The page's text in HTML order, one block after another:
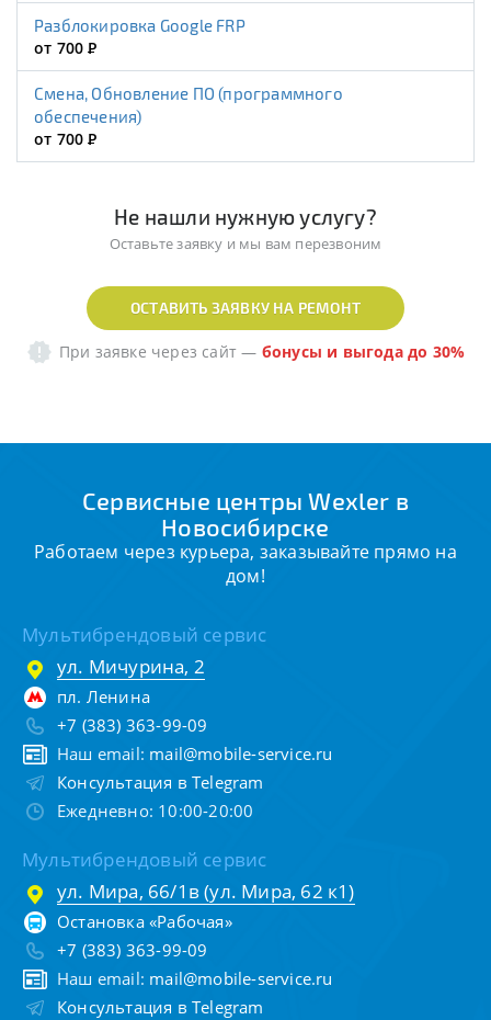
Разблокировка Google FRP
от 700Р
Смена, Обновление ПО (программного
обеспечения)
от 700Р
Не нашли нужную услугу?
Оставьте заявку и мы вам перезвоним
ОСТАВИТЬ ЗАЯВКУ НА РЕМОНТ
При заявке через сайт — бонусы и выгода до 30%
Сервисные центры Wexler в
Новосибирске
Работаем через курьера, заказывайте прямо на
дом!
Мультибрендовый сервис
ул. Мичурина, 2
пл. Ленина
+7 (383) 363-99-09
Наш email: mail@mobile-service.ru
Консультация в Telegram
Ежедневно: 10:00-20:00
Мультибрендовый сервис
ул. Мира, 66/1в (ул. Мира, 62 к1)
Остановка «Рабочая»
+7 (383) 363-99-09
Наш email: mail@mobile-service.ru
Консультация в Telegram